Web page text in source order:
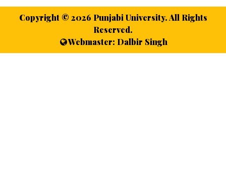
Copyright © 2026 Punjabi University. All Rights
Reserved.
Webmaster: Dalbir Singh